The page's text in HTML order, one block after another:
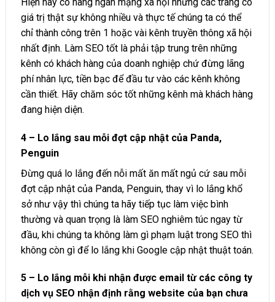
giá trị thật sự không nhiều và thực tế chúng ta có thể
chỉ thành công trên 1 hoặc vài kênh truyền thông xã hội
nhất định. Làm SEO tốt là phải tập trung trên những
kênh có khách hàng của doanh nghiệp chứ đừng lãng
phí nhân lực, tiền bạc để đầu tư vào các kênh không
cần thiết. Hãy chăm sóc tốt những kênh mà khách hàng
đang hiện diện.
4 – Lo lắng sau mỗi đợt cập nhật của Panda,
Penguin
Đừng quá lo lắng đến nỗi mất ăn mất ngủ cứ sau mỗi
đợt cập nhật của Panda, Penguin, thay vì lo lắng khổ
sở như vậy thì chúng ta hãy tiếp tục làm việc bình
thường và quan trọng là làm SEO nghiêm túc ngay từ
đầu, khi chúng ta không làm gì phạm luật trong SEO thì
không còn gì để lo lắng khi Google cập nhật thuật toán.
5 – Lo lắng mỗi khi nhận được email từ các công ty
dịch vụ SEO nhận định rằng website của bạn chưa